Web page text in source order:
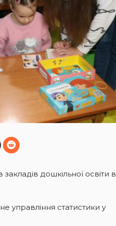
закладів дошкільної освіти в
управління статистики у